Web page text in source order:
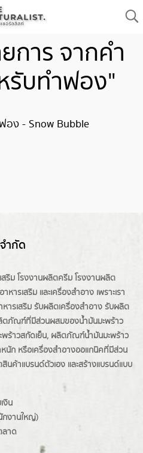
การ จากคำ
รับทำฟอง"
อง - Snow Bubble
ำกัด
ริมโรงงานผลิตครีม โรงงานผลิต
หารเสริม และเครื่องสำอาง เพราะเรา
ารเสริม รับผลิตเครื่องสำอาง รับผลิต
ลิตภัณฑ์ที่มีส่วนผสมของน้ำมันมะพร้าว
ะพร้าวสกัดเย็น, ผลิตภัณฑ์น้ำมันมะพร้าว
นัก หรือเครื่องสำอางออแกนิคที่มีส่วน
ค้าแบรนด์ตัวเอง และสร้างแบรนด์แบบ
งิน
กงานใหญ่)
ลาด